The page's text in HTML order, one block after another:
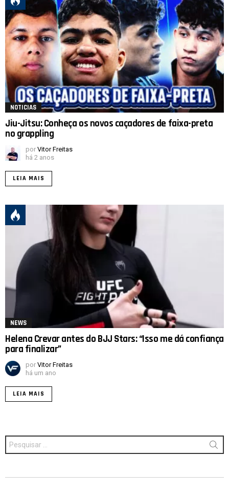
NOTICIAS
Jiu-Jitsu: Conheça os novos caçadores de faixa-preta
no grappling
por Vitor Freitas
há 2 anos
LEIA MAIS
NEWS
Helena Crevar antes do BJJ Stars: “Isso me dá confiança
para finalizar”
por Vitor Freitas
há um ano
LEIA MAIS
Procurar
por: